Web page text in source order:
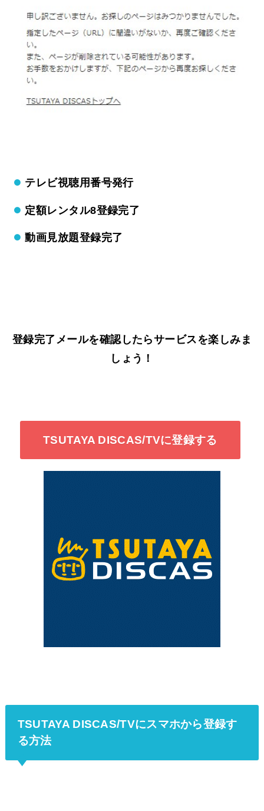
テレビ視聴用番号発行
定額レンタル8登録完了
動画見放題登録完了
登録完了メールを確認したらサービスを楽しみま
しょう！
TSUTAYA DISCAS/TVに登録する
TSUTAYA DISCAS/TVにスマホから登録す
る方法